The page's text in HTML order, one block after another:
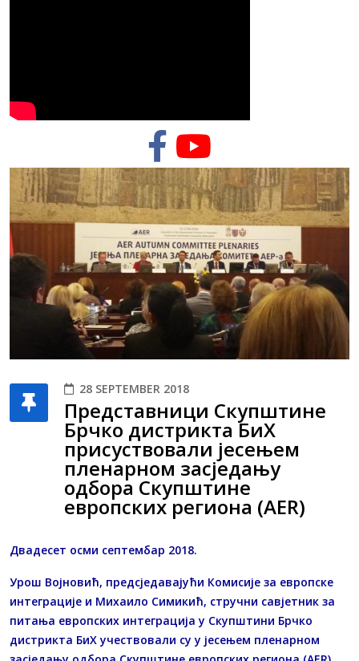
28 SEPTEMBER 2018
Представници Скупштине
Брчко дистрикта БиХ
присуствовали јесењем
пленарном засједању
одбора Скупштине
европских региона (AER)
Двадесет осми септембар 2018.
Урош Војновић, предсједавајући Комисије за европске
интеграције и Михаило Симикић, стручни савјетник за
питања европских интеграција у Скупштини Брчко
дистрикта БиХ учествовали су у јесењем пленарном